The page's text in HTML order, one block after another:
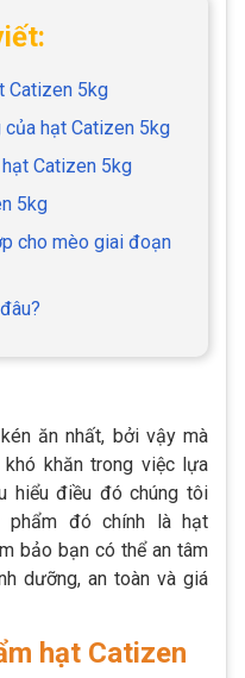
Catizen 5kg
của hạt Catizen 5kg
Catizen 5kg
5kg
cho mèo giai đoạn
ăn nhất, bởi vậy mà
khăn trong việc lựa
hiểu điều đó chúng tôi
đó chính là hạt
bảo bạn có thể an tâm
dưỡng, an toàn và giá
hạt Catizen